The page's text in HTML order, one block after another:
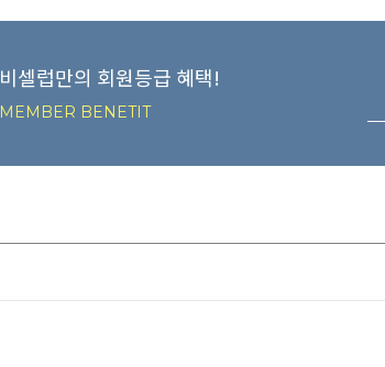
비셀럽만의 회원등급 혜택!
MEMBER BENETIT